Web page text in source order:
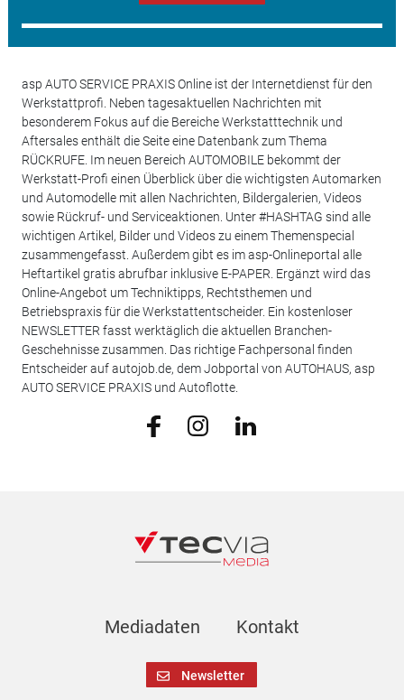
asp AUTO SERVICE PRAXIS Online ist der Internetdienst für den
Werkstattprofi. Neben tagesaktuellen Nachrichten mit
besonderem Fokus auf die Bereiche Werkstatttechnik und
Aftersales enthält die Seite eine Datenbank zum Thema
RÜCKRUFE. Im neuen Bereich AUTOMOBILE bekommt der
Werkstatt-Profi einen Überblick über die wichtigsten Automarken
und Automodelle mit allen Nachrichten, Bildergalerien, Videos
sowie Rückruf- und Serviceaktionen. Unter #HASHTAG sind alle
wichtigen Artikel, Bilder und Videos zu einem Themenspecial
zusammengefasst. Außerdem gibt es im asp-Onlineportal alle
Heftartikel gratis abrufbar inklusive E-PAPER. Ergänzt wird das
Online-Angebot um Techniktipps, Rechtsthemen und
Betriebspraxis für die Werkstattentscheider. Ein kostenloser
NEWSLETTER fasst werktäglich die aktuellen Branchen-
Geschehnisse zusammen. Das richtige Fachpersonal finden
Entscheider auf autojob.de, dem Jobportal von AUTOHAUS, asp
AUTO SERVICE PRAXIS und Autoflotte.
Mediadaten Kontakt
Newsletter